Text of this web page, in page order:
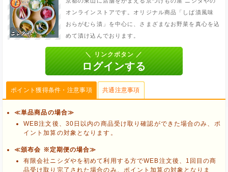
オンラインストアです。オリジナル商品「しば漬風味
おらがむら漬」を中心に、さまざまなお野菜を真心を込
めて漬け込んでおります。
ポイント獲得条件・注意事項 共通注意事項
≪単品商品の場合≫
WEB注文後、30日以内の商品受け取り確認ができた場合のみ、ポ
イント加算の対象となります。
≪頒布会 ※定期便の場合≫
有限会社ニシダやを初めて利用する方でWEB注文後、1回目の商
品受け取り完了された場合のみ、ポイント加算の対象となりま